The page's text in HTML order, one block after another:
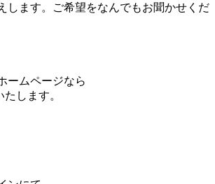
します。ご希望をなんでもお聞かせくだ
ームページなら
たします。